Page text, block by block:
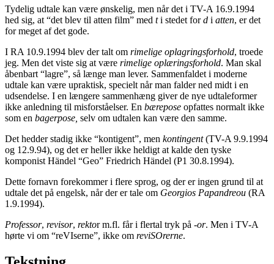
Tydelig udtale kan være ønskelig, men når det i TV-A 16.9.1994
hed sig, at “det blev til atten film” med ti stedet ford i atten, er det
for meget af det gode.
I RA 10.9.1994 blev der talt om rimelige oplagringsforhold, troede
jeg. Men det viste sig at være rimelige oplæringsforhold. Man skal
åbenbart “lagre”, så længe man lever. Sammenfaldet i moderne
udtale kan være upraktisk, specielt når man falder ned midt i en
udsendelse. I en længere sammenhæng giver de nye udtaleformer
ikke anledning til misforståelser. En bærepose opfattes normalt ikke
som en bagerpose, selv om udtalen kan være den samme.
Det hedder stadig ikke “kontigent”, men kontingent(TV-A 9.9.1994
og 12.9.94), og det er heller ikke heldigt at kalde den tyske
komponist Händel “Geo” Friedrich Händel (P1 30.8.1994).
Dette fornavn forekommer i flere sprog, og der er ingen grund til at
udtale det på engelsk, når der er tale om Georgios Papandreou (RA
1.9.1994).
Professor, revisor, rektor m.fl. får i flertal tryk på -or. Men i TV-A
hørte vi om “reVIserne”, ikke om reviSOrerne.